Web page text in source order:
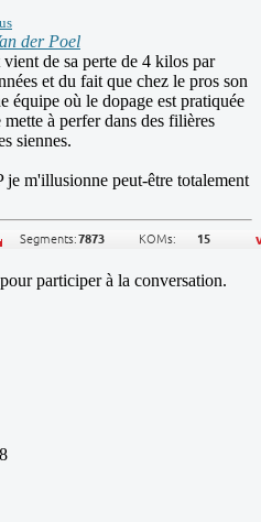
der Poel
de sa perte de 4 kilos par
et du fait que chez le pros son
équipe où le dopage est pratiquée
à perfer dans des filières
siennes.
m'illusionne peut-être totalement
pour participer à la conversation.